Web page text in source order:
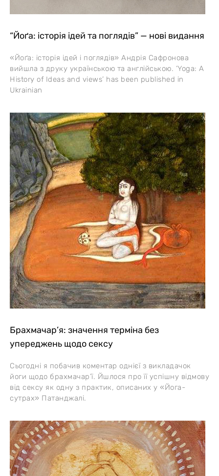
“Йоґа: історія ідей та поглядів” — нові видання
«Йоґа: історія ідей і поглядів» Андрія Сафронова
вийшла з друку українською та англійською. ‘Yoga: A
History of Ideas and views’ has been published in
Ukrainian
Брахмачар’я: значення терміна без
упереджень щодо сексу
Сьогодні я побачив коментар однієї з викладачок
йоги щодо брахмачар’ї. Йшлося про її успішну відмову
від сексу як одну з практик, описаних у «Йога-
сутрах» Патанджалі.